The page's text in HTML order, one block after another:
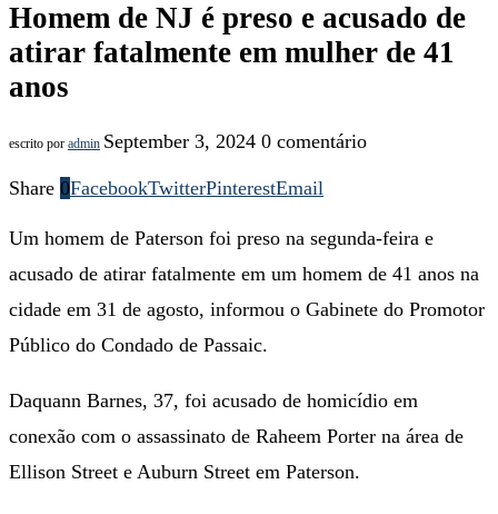
Homem de NJ é preso e acusado de
atirar fatalmente em mulher de 41
anos
escrito por admin September 3, 2024 0 comentário
Share 0FacebookTwitterPinterestEmail
Um homem de Paterson foi preso na segunda-feira e
acusado de atirar fatalmente em um homem de 41 anos na
cidade em 31 de agosto, informou o Gabinete do Promotor
Público do Condado de Passaic.
Daquann Barnes, 37, foi acusado de homicídio em
conexão com o assassinato de Raheem Porter na área de
Ellison Street e Auburn Street em Paterson.